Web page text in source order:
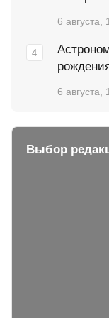
6 августа,
6 августа,
Выбор